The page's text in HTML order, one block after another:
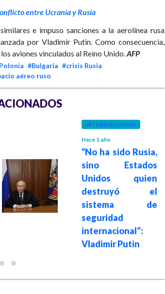
entre Ucrania y Rusia
e impuso sanciones a la aerolínea rusa
por Vladimir Putin. Como consecuencia,
aviones vinculados al Reino Unido.AFP
#Bulgaria #crisis Rusia
aéreo ruso
INTERNACIONAL
Hace 1 año
“No ha sido Rusia,
sino Estados
Unidos quien
destruyó el
sistema de
seguridad
internacional”:
Vladimir Putin